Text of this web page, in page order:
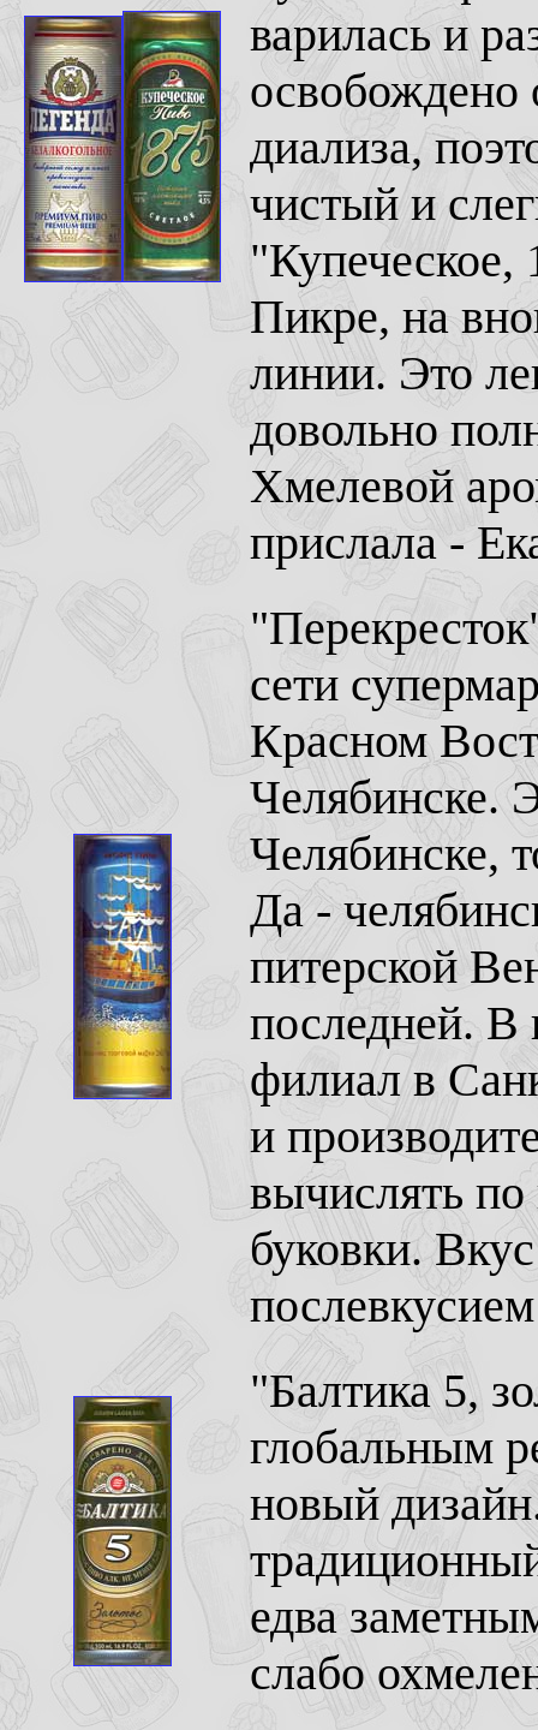
варилась и
освобождено
диализа,
чистый и
"Купеческое,
Пикре, на
линии. Это
довольно
Хмелевой
прислала -
сети
Красном
Челябинске.
Челябинске,
Да -
питерской
последней. В
филиал в
и
вычислять по
буковки.
"Балтика 5,
глобальным
новый
едва
слабо